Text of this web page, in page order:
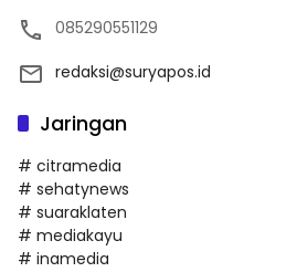
085290551129
redaksi@suryapos.id
Jaringan
# citramedia
# sehatynews
# suaraklaten
# mediakayu
# inamedia